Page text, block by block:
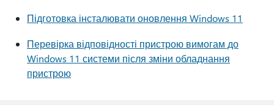
Підготовка інсталювати оновлення Windows 11
Перевірка відповідності пристрою вимогам до
Windows 11 системи після зміни обладнання
пристрою